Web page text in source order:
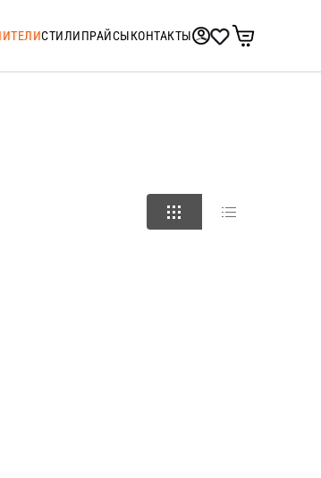
СТИЛИПРАЙСЫКОНТАКТЫ